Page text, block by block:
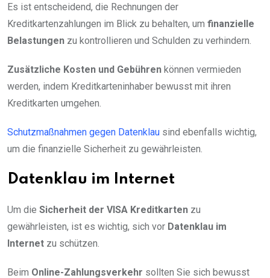
Es ist entscheidend, die Rechnungen der
Kreditkartenzahlungen im Blick zu behalten, um finanzielle
Belastungen zu kontrollieren und Schulden zu verhindern.
Zusätzliche Kosten und Gebühren können vermieden
werden, indem Kreditkarteninhaber bewusst mit ihren
Kreditkarten umgehen.
Schutzmaßnahmen gegen Datenklau sind ebenfalls wichtig,
um die finanzielle Sicherheit zu gewährleisten.
Datenklau im Internet
Um die Sicherheit der VISA Kreditkarten zu
gewährleisten, ist es wichtig, sich vor Datenklau im
Internet zu schützen.
Beim Online-Zahlungsverkehr sollten Sie sich bewusst